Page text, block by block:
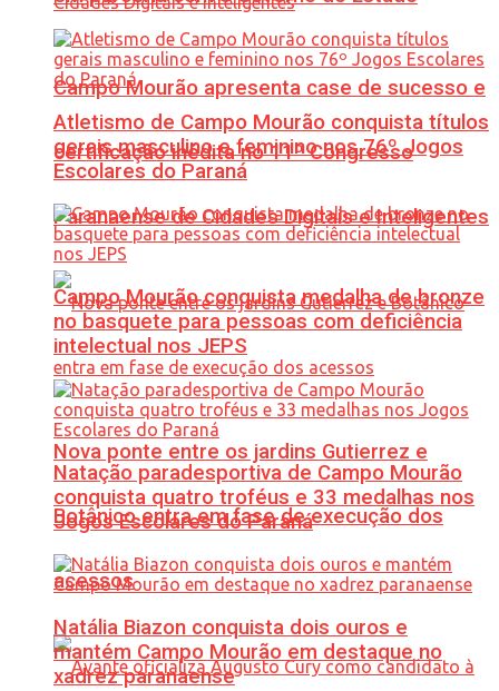
Campo Mourão apresenta case de sucesso e
certificação inédita no 11º Congresso
Paranaense de Cidades Digitais e Inteligentes
Nova ponte entre os jardins Gutierrez e
Botânico entra em fase de execução dos
acessos
Atletismo de Campo Mourão conquista títulos
gerais masculino e feminino nos 76º Jogos
Escolares do Paraná
Campo Mourão conquista medalha de bronze
no basquete para pessoas com deficiência
intelectual nos JEPS
Natação paradesportiva de Campo Mourão
conquista quatro troféus e 33 medalhas nos
Jogos Escolares do Paraná
Natália Biazon conquista dois ouros e
mantém Campo Mourão em destaque no
xadrez paranaense